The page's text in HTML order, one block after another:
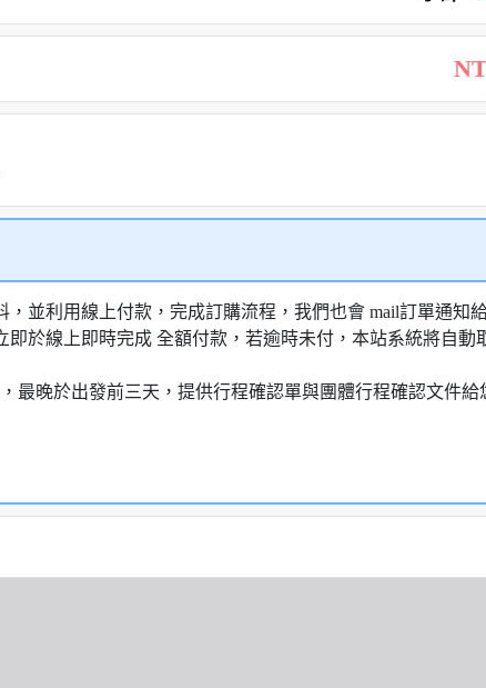
並利用線上付款，完成訂購流程，我們也會 mail訂單通知
於線上即時完成 全額付款，若逾時未付，本站系統將自動
最晚於出發前三天，提供行程確認單與團體行程確認文件給